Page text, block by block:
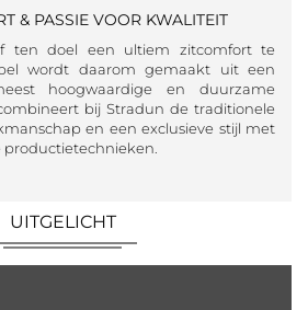
& PASSIE VOOR KWALITEIT
ten doel een ultiem zitcomfort te
wordt daarom gemaakt uit een
hoogwaardige en duurzame
bij Stradun de traditionele
en een exclusieve stijl met
UITGELICHT